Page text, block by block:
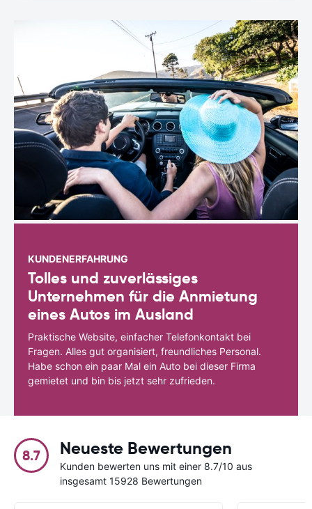
KUNDENERFAHRUNG
Tolles und zuverlässiges
Unternehmen für die Anmietung
eines Autos im Ausland
Praktische Website, einfacher Telefonkontakt bei
Fragen. Alles gut organisiert, freundliches Personal.
Habe schon ein paar Mal ein Auto bei dieser Firma
gemietet und bin bis jetzt sehr zufrieden.
8.7 Neueste Bewertungen
Kunden bewerten uns mit einer 8.7/10 aus
insgesamt 15928 Bewertungen